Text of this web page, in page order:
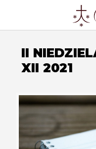
II
XII 2021